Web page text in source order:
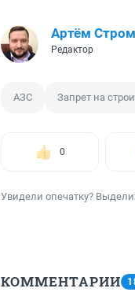
Артём
Редактор
АЗС Запрет на
0
Увидели опечатку?
КОММЕНТАРИИ